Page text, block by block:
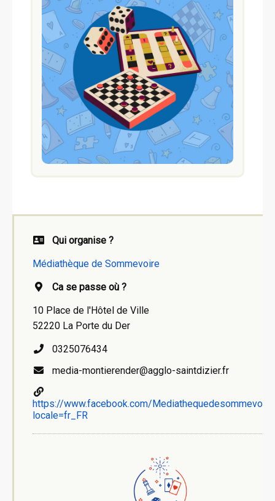
Qui organise ?
Médiathèque de Sommevoire
Ca se passe où ?
10 Place de l'Hôtel de Ville
52220 La Porte du Der
0325076434
media-montierender@agglo-saintdizier.fr
https://www.facebook.com/
locale=fr_FR